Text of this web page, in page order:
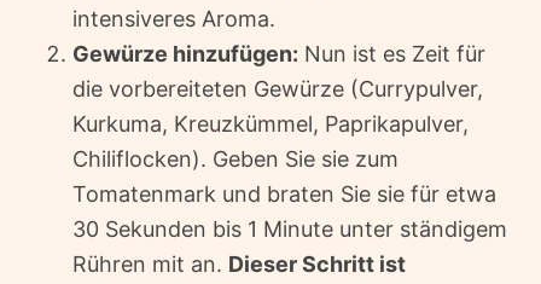
intensiveres Aroma.
Gewürze hinzufügen: Nun ist es Zeit für
die vorbereiteten Gewürze (Currypulver,
Kurkuma, Kreuzkümmel, Paprikapulver,
Chiliflocken). Geben Sie sie zum
Tomatenmark und braten Sie sie für etwa
30 Sekunden bis 1 Minute unter ständigem
Rühren mit an. Dieser Schritt ist